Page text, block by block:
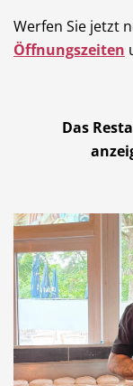
Werfen Sie jetzt
Öffnungszeiten
Das